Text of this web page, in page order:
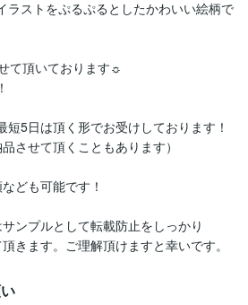
ラストをぷるぷるとしたかわいい絵柄で
て頂いております☼
5日は頂く形でお受けしております！
させて頂くこともあります）
ども可能です！
ンプルとして転載防止をしっかり
頂きます。ご理解頂けますと幸いです。